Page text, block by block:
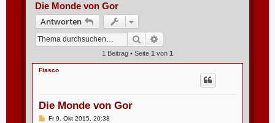
Die Monde von Gor
Antworten
Suche
1 Beitrag • Seite 1 von 1
Fiasco
Die Monde von Gor
BFr 9. Okt 2015, 20:38